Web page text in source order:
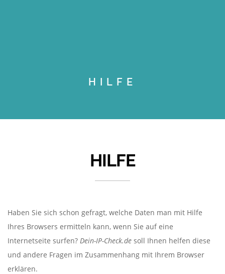
HILFE
HILFE
Haben Sie sich schon gefragt, welche Daten man mit Hilfe
Ihres Browsers ermitteln kann, wenn Sie auf eine
Internetseite surfen? Dein-IP-Check.de soll Ihnen helfen diese
und andere Fragen im Zusammenhang mit Ihrem Browser
erklären.